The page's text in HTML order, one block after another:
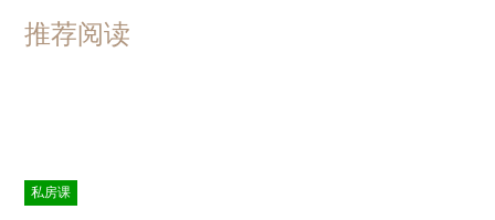
推荐阅读
私房课